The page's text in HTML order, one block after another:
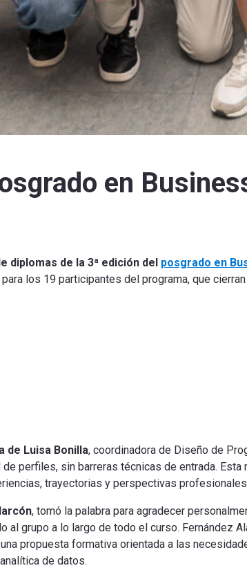
en
diplomas de la 3ª edición del posgrado en
los 19 participantes del programa, que
de Luisa Bonilla, coordinadora de Diseño de
perfiles, sin barreras técnicas de entrada. Esta
trayectorias y perspectivas
, tomó la palabra para agradecer
al grupo a lo largo de todo el curso. Fernández
propuesta formativa orientada a las
de datos.